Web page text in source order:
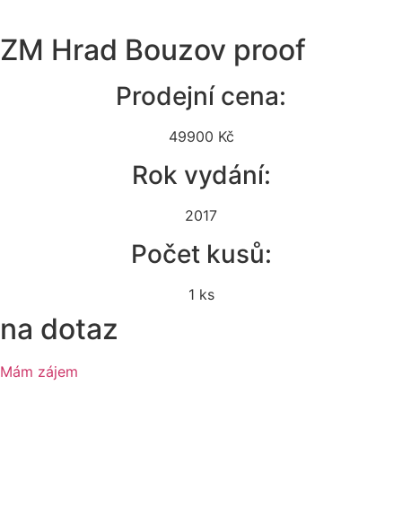
ZM Hrad Bouzov proof
Prodejní cena:
49900 Kč
Rok vydání:
2017
Počet kusů:
1 ks
na dotaz
Mám zájem